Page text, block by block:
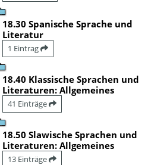
18.30 Spanische Sprache und
Literatur
1 Eintrag
18.40 Klassische Sprachen und
Literaturen: Allgemeines
41 Einträge
18.50 Slawische Sprachen und
Literaturen: Allgemeines
13 Einträge